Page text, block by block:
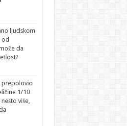
ljudskom
da
prepolovio
1/10
više,